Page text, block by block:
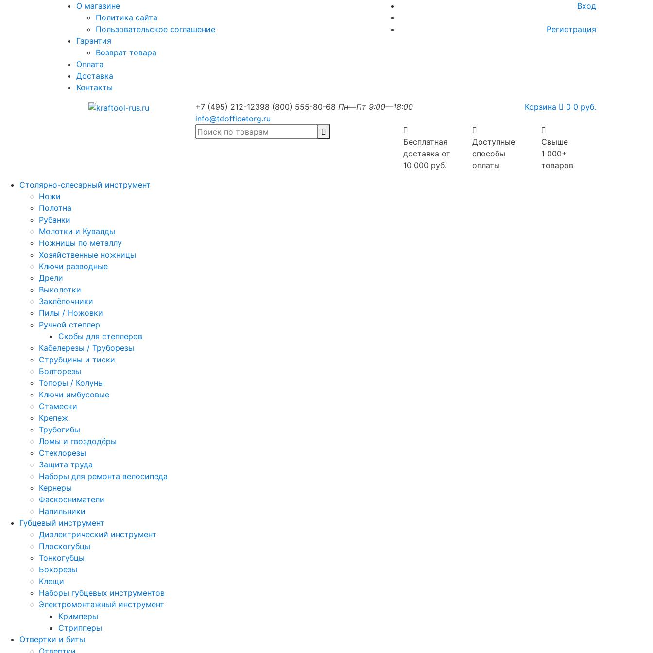
О магазине
Политика сайта
Пользовательское соглашение
Гарантия
Возврат товара
Оплата
Доставка
Контакты
Вход
Регистрация
+7 (495) 212-12398 (800) 555-80-68 Пн—Пт 9:00—18:00
info@tdofficetorg.ru
Корзина 0 0 руб.
Бесплатная
доставка от
10 000 руб.
Доступные
способы
оплаты
Свыше
1 000+
товаров
Столярно-слесарный инструмент
Ножи
Полотна
Рубанки
Молотки и Кувалды
Ножницы по металлу
Хозяйственные ножницы
Ключи разводные
Дрели
Выколотки
Заклёпочники
Пилы / Ножовки
Ручной степлер
Скобы для степлеров
Кабелерезы / Труборезы
Струбцины и тиски
Болторезы
Топоры / Колуны
Ключи имбусовые
Стамески
Крепеж
Трубогибы
Ломы и гвоздодёры
Стеклорезы
Защита труда
Наборы для ремонта велосипеда
Кернеры
Фаскосниматели
Напильники
Губцевый инструмент
Диэлектрический инструмент
Плоскогубцы
Тонкогубцы
Бокорезы
Клещи
Наборы губцевых инструментов
Электромонтажный инструмент
Кримперы
Стрипперы
Отвертки и биты
Отвертки